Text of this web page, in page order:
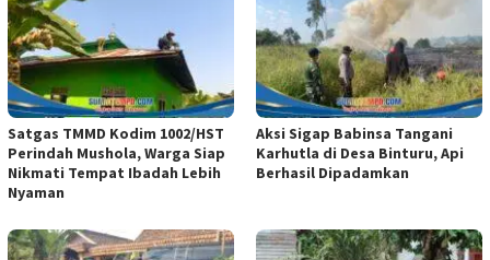
Satgas TMMD Kodim 1002/HST
Perindah Mushola, Warga Siap
Nikmati Tempat Ibadah Lebih
Nyaman
Aksi Sigap Babinsa Tangani
Karhutla di Desa Binturu, Api
Berhasil Dipadamkan